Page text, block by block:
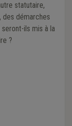
statutaire,
des démarches
ils mis à la
?